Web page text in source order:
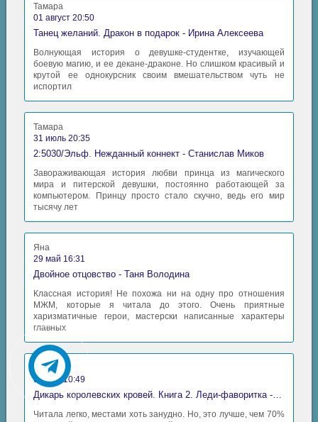
Тамара
01 август 20:50
Танец желаний. Дракон в подарок - Ирина Алексеева
Волнующая история о девушке-студентке, изучающей
боевую магию, и ее декане-драконе. Но слишком красивый и
крутой ее однокурсник своим вмешательством чуть не
испортил
Тамара
31 июль 20:35
2:5030/Эльф. Нежданный коннект - Станислав Миков
Завораживающая история любви принца из магического
мира и питерской девушки, постоянно работающей за
компьютером. Принцу просто стало скучно, ведь его мир
тысячу лет
Яна
29 май 16:31
Двойное отцовство - Таня Володина
Классная история! Не похожа ни на одну про отношения
МЖМ, которые я читала до этого. Очень приятные
харизматичные герои, мастерски написанные характеры
главных
Аида
06 май 10:49
Читала легко, местами хоть занудно. Но, это лучше, чем 70%